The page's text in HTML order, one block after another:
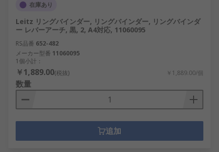
在庫あり
Leitz リングバインダー, リングバインダー, リングバインダ
ー レバーアーチ, 黒, 2, A4対応, 11060095
RS品番 652-482
メーカー型番 11060095
1個小計：
￥1,889.00(税抜) ￥1,889.00/個
数量
追加